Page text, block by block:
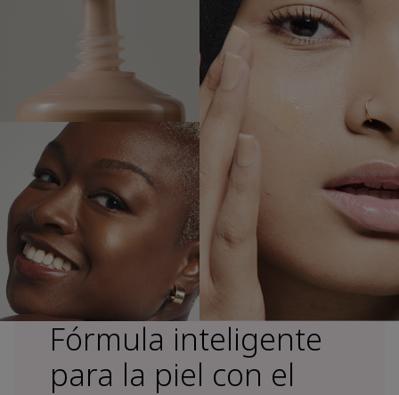
Fórmula inteligente
para la piel con el